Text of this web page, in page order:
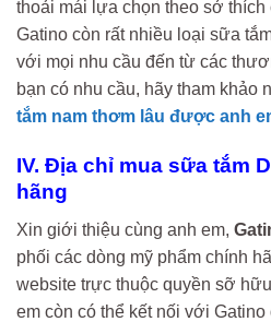
thoải mái lựa chọn theo sở thích
Gatino còn rất nhiều loại sữa
với mọi nhu cầu đến từ các
bạn có nhu cầu, hãy tham khảo
tắm nam thơm lâu được anh
IV. Địa chỉ mua sữa tắm
hãng
Xin giới thiệu cùng anh em,
phối các dòng mỹ phẩm chính
website trực thuộc quyền sỡ
em còn có thể kết nối với Gatino